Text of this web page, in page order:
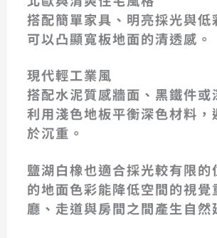
搭配簡單家具、明亮採光與低
可以凸顯寬板地面的清透感。
現代輕工業風
搭配水泥質感牆面、黑鐵件或
利用淺色地板平衡深色材料，
於沉重。
鹽湖白橡也適合採光較有限的
的地面色彩能降低空間的視覺
廳、走道與房間之間產生自然